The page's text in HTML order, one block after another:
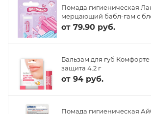
Помада гигиеническая
мерцающий бабл-гам с
от 79.90 руб.
Бальзам для губ
защита 4.2 г
от 94 руб.
Помада гигиеническая